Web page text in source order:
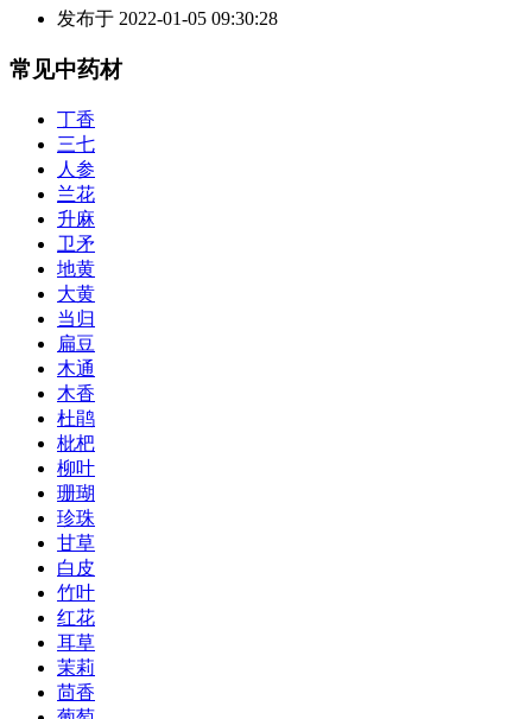
发布于 2022-01-05 09:30:28
常见中药材
丁香
三七
人参
兰花
升麻
卫矛
地黄
大黄
当归
扁豆
木通
木香
杜鹃
枇杷
柳叶
珊瑚
珍珠
甘草
白皮
竹叶
红花
耳草
茉莉
茴香